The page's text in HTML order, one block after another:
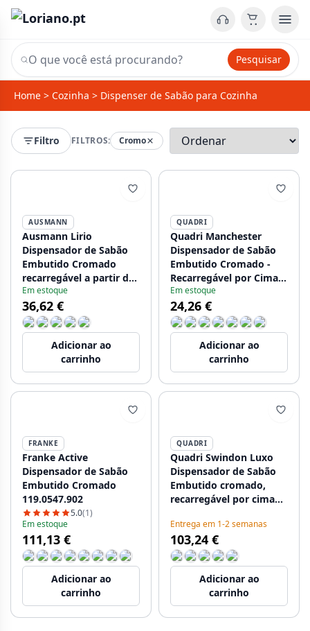
Pesquisar
Home > Cozinha > Dispenser de Sabão para Cozinha
Filtro FILTROS: Cromo
AUSMANN
Ausmann Lirio
Dispensador de Sabão
Embutido Cromado
recarregável a partir de
cima 1208971203
Em estoque
36,62 €
Adicionar ao
carrinho
QUADRI
Quadri Manchester
Dispensador de Sabão
Embutido Cromado -
Recarregável por Cima
1208967654
Em estoque
24,26 €
Adicionar ao
carrinho
FRANKE
Franke Active
Dispensador de Sabão
Embutido Cromado
119.0547.902
5.0(1)
Em estoque
111,13 €
Adicionar ao
carrinho
QUADRI
Quadri Swindon Luxo
Dispensador de Sabão
Embutido cromado,
recarregável por cima
Entrega em 1-2 semanas
103,24 €
Adicionar ao
carrinho